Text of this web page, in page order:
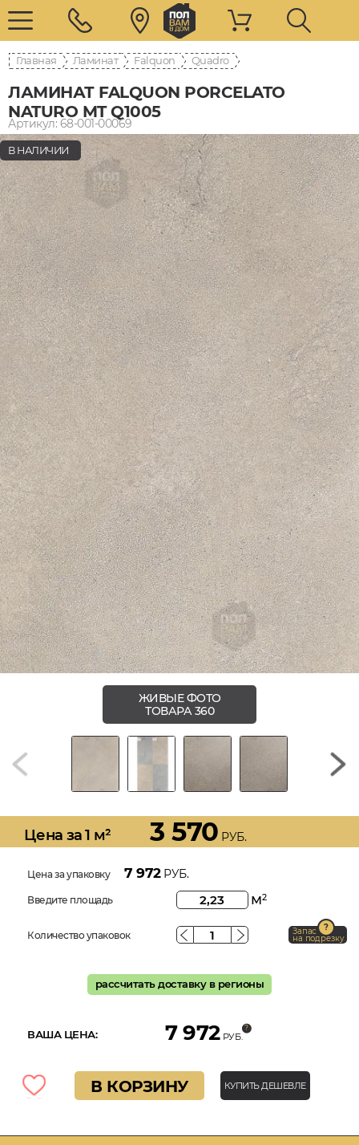
Главная Ламинат Falquon Quadro
ЛАМИНАТ FALQUON PORCELATO
NATURO MT Q1005
Артикул: 68-001-00069
В НАЛИЧИИ
ЖИВЫЕ ФОТО
ТОВАРА 360
Цена за 1 м² 3 570 РУБ.
Цена за упаковку 7 972РУБ.
Введите площадь м2
Количество упаковок Запас
на подрезку
рассчитать доставку в регионы
ВАША ЦЕНА: 7 972 РУБ.
В КОРЗИНУ КУПИТЬ ДЕШЕВЛЕ